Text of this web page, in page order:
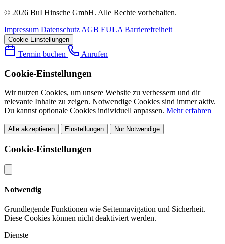
© 2026 BuI Hinsche GmbH. Alle Rechte vorbehalten.
Impressum Datenschutz AGB EULA Barrierefreiheit
Cookie-Einstellungen
Termin buchen Anrufen
Cookie-Einstellungen
Wir nutzen Cookies, um unsere Website zu verbessern und dir
relevante Inhalte zu zeigen. Notwendige Cookies sind immer aktiv.
Du kannst optionale Cookies individuell anpassen. Mehr erfahren
Alle akzeptieren Einstellungen Nur Notwendige
Cookie-Einstellungen
Notwendig
Grundlegende Funktionen wie Seitennavigation und Sicherheit.
Diese Cookies können nicht deaktiviert werden.
Dienste